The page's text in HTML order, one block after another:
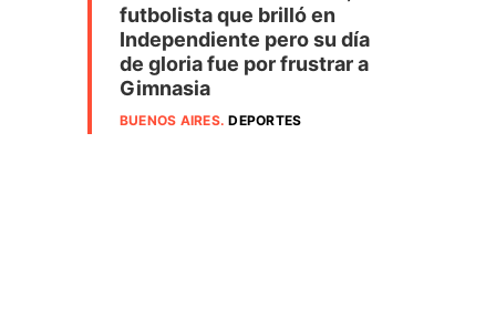
futbolista que brilló en
Independiente pero su día
de gloria fue por frustrar a
Gimnasia
BUENOS AIRES.DEPORTES